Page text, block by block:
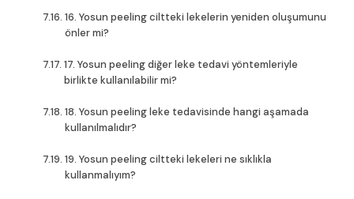
16. Yosun peeling ciltteki lekelerin yeniden oluşumunu
önler mi?
17. Yosun peeling diğer leke tedavi yöntemleriyle
birlikte kullanılabilir mi?
18. Yosun peeling leke tedavisinde hangi aşamada
kullanılmalıdır?
19. Yosun peeling ciltteki lekeleri ne sıklıkla
kullanmalıyım?